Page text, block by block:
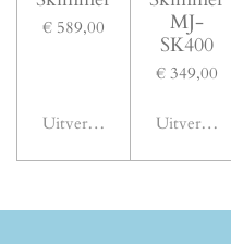
€ 589,00
Uitverkocht
MJ-
SK400
€ 349,00
Uitverkocht